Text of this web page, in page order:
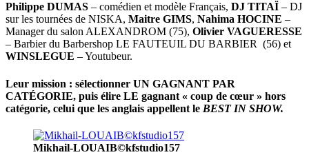
Philippe DUMAS – comédien et modèle Français, DJ TITAÏ – DJ
sur les tournées de NISKA, Maitre GIMS, Nahima HOCINE –
Manager du salon ALEXANDROM (75), Olivier VAGUERESSE
– Barbier du Barbershop LE FAUTEUIL DU BARBIER (56) et
WINSLEGUE – Youtubeur.
Leur mission : sélectionner UN GAGNANT PAR
CATÉGORIE, puis élire LE gagnant « coup de cœur » hors
catégorie, celui que les anglais appellent le BEST IN SHOW.
Mikhail-LOUAIB©kfstudio157